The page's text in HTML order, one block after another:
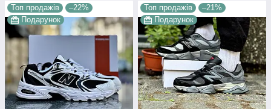
Топ продажів
–22%
Подарунок
Топ продажів
–21%
Подарунок